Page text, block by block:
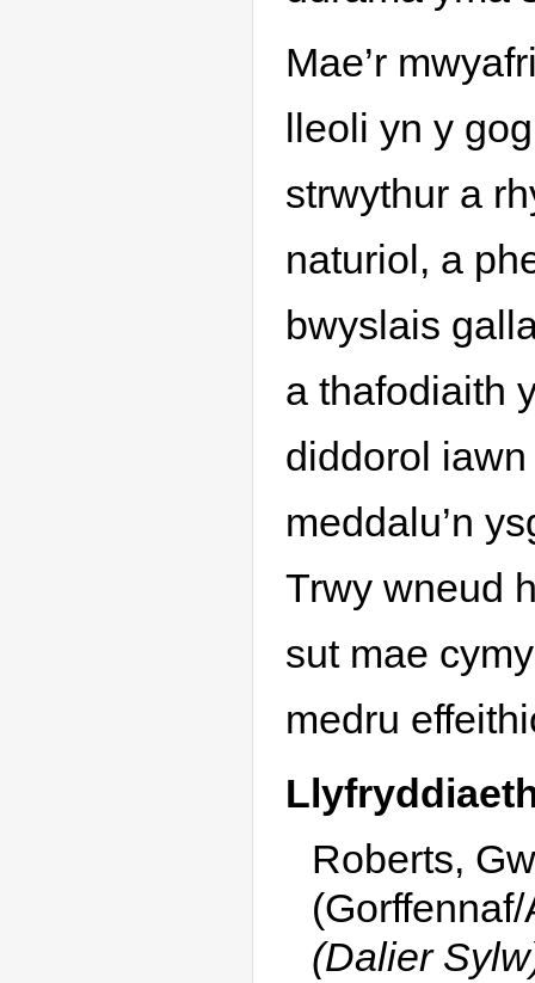
Mae’r
lleoli yn y
strwythur a
naturiol, a
bwyslais
a thafodiaith
diddorol
meddalu’n
Trwy wneud
sut mae
medru
Roberts,
(Dalier